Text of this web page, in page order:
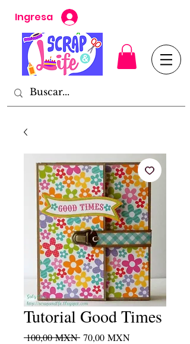
Ingresa
Tutorial Good Times
100,00 MXN Precio
70,00 MXNPrecio